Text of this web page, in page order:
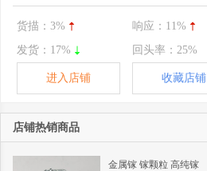
货描： 3% 响应： 11%
发货： 17% 回头率： 25%
进入店铺 收藏店铺
店铺热销商品
金属镓 镓颗粒 高纯镓